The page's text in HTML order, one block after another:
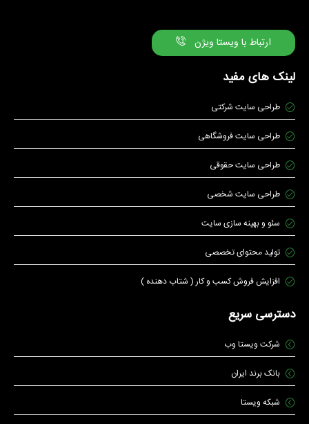
ارتباط با ویستا ویژن
لینک های مفید
طراحی سایت شرکتی
طراحی سایت فروشگاهی
طراحی سایت حقوقی
طراحی سایت شخصی
سئو و بهینه سازی سایت
تولید محتوای تخصصی
افزایش فروش کسب و کار ( شتاب دهنده )
دسترسی سریع
شرکت ویستا وب
بانک برند ایران
شبکه ویستا